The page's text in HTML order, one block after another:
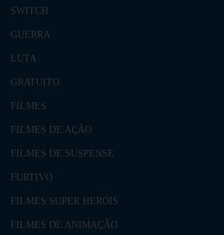
SWITCH
GUERRA
LUTA
GRATUITO
FILMES
FILMES DE AÇÃO
FILMES DE SUSPENSE
FURTIVO
FILMES SUPER HERÓIS
FILMES DE ANIMAÇÃO